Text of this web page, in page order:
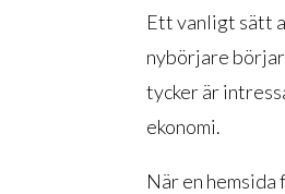
Ett vanligt sätt
nybörjare
tycker är
ekonomi.
När en hemsida